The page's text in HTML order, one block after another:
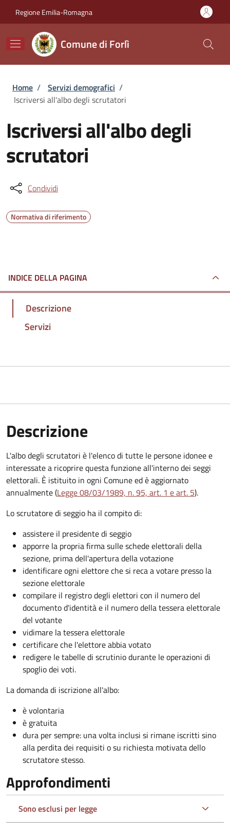
Regione Emilia-Romagna
Comune di Forlì
Briciole di pane
Home / Servizi demografici /
Iscriversi all'albo degli scrutatori
Iscriversi all'albo degli
scrutatori
Condividi
Normativa di riferimento
INDICE DELLA PAGINA
Descrizione
Servizi
Descrizione
L'albo degli scrutatori è l'elenco di tutte le persone idonee e
interessate a ricoprire questa funzione all'interno dei seggi
elettorali. È istituito in ogni Comune ed è aggiornato
annualmente (Legge 08/03/1989, n. 95, art. 1 e art. 5).
Lo scrutatore di seggio ha il compito di:
assistere il presidente di seggio
apporre la propria firma sulle schede elettorali della
sezione, prima dell'apertura della votazione
identificare ogni elettore che si reca a votare presso la
sezione elettorale
compilare il registro degli elettori con il numero del
documento d'identità e il numero della tessera elettorale
del votante
vidimare la tessera elettorale
certificare che l'elettore abbia votato
redigere le tabelle di scrutinio durante le operazioni di
spoglio dei voti.
La domanda di iscrizione all'albo:
è volontaria
è gratuita
dura per sempre: una volta inclusi si rimane iscritti sino
alla perdita dei requisiti o su richiesta motivata dello
scrutatore stesso.
Approfondimenti
Sono esclusi per legge